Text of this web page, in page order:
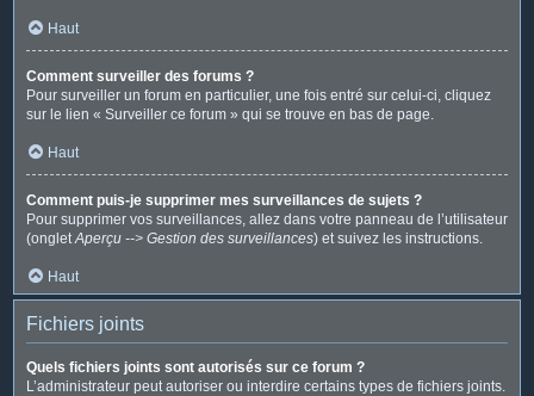
Haut
Comment surveiller des forums ?
Pour surveiller un forum en particulier, une fois entré sur celui-ci, cliquez
sur le lien « Surveiller ce forum » qui se trouve en bas de page.
Haut
Comment puis-je supprimer mes surveillances de sujets ?
Pour supprimer vos surveillances, allez dans votre panneau de l’utilisateur
(ongletAperçu --> Gestion des surveillances) et suivez les instructions.
Haut
Fichiers joints
Quels fichiers joints sont autorisés sur ce forum ?
L’administrateur peut autoriser ou interdire certains types de fichiers joints.